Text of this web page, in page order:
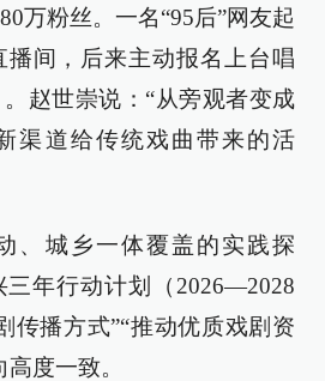
万粉丝。一名“95后”网友起
间，后来主动报名上台唱
赵世崇说：“从旁观者变成
渠道给传统戏曲带来的活
、城乡一体覆盖的实践探
三年行动计划（2026—2028
传播方式”“推动优质戏剧资
度一致。